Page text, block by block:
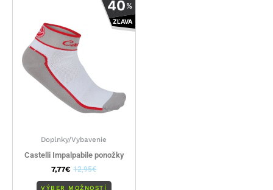
40%
ZĽAVA
Doplnky/Vybavenie
Castelli Impalpabile ponožky
7,77€ 12,95€
VÝBER MOŽNOSTÍ
produkt
má
môžete
vybrať